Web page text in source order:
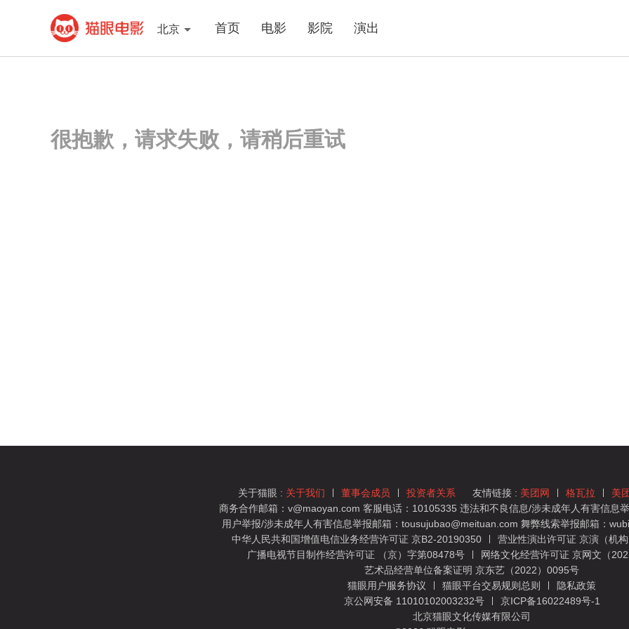
北京 首页 电影 影院 演出
很抱歉，请求失败，请稍后重试
关于猫眼 : 关于我们 董事会成员 投资者关系 友情链接 : 美团网 格瓦拉 美
商务合作邮箱：v@maoyan.com 客服电话：10105335 违法和不良信息/涉未成年人有害信息
用户举报/涉未成年人有害信息举报邮箱：tousujubao@meituan.com 舞弊线索举报邮箱：
中华人民共和国增值电信业务经营许可证 京B2-20190350
营业性演出许可证 京演（机
广播电视节目制作经营许可证 （京）字第08478号
网络文化经营许可证 京网文（
艺术品经营单位备案证明 京东艺（2022）0095号
猫眼用户服务协议
猫眼平台交易规则总则
隐私政策
京公网安备 11010102003232号
京ICP备16022489号-1
北京猫眼文化传媒有限公司